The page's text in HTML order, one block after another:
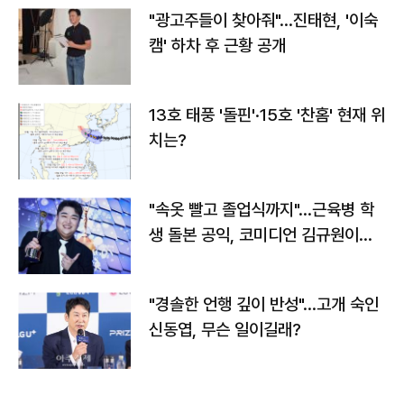
"광고주들이 찾아줘"…진태현, '이숙
캠' 하차 후 근황 공개
13호 태풍 '돌핀'·15호 '찬홈' 현재 위
치는?
"속옷 빨고 졸업식까지"…근육병 학
생 돌본 공익, 코미디언 김규원이었
"경솔한 언행 깊이 반성"…고개 숙인
신동엽, 무슨 일이길래?